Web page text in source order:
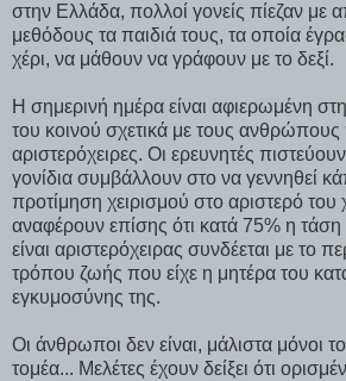
στην Ελλάδα, πολλοί γονείς πίεζαν με
μεθόδους τα παιδιά τους, τα οποία
χέρι, να μάθουν να γράφουν με το δεξί.
Η σημερινή ημέρα είναι αφιερωμένη
του κοινού σχετικά με τους ανθρώπους
αριστερόχειρες. Οι ερευνητές
γονίδια συμβάλλουν στο να γεννηθεί
προτίμηση χειρισμού στο αριστερό του
αναφέρουν επίσης ότι κατά 75% η τάση
είναι αριστερόχειρας συνδέεται με το
τρόπου ζωής που είχε η μητέρα του
εγκυμοσύνης της.
Οι άνθρωποι δεν είναι, μάλιστα μόνοι
τομέα... Μελέτες έχουν δείξει ότι